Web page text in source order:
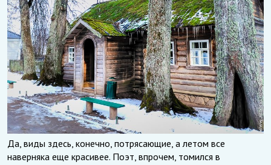
Да, виды здесь, конечно, потрясающие, а летом все
наверняка еще красивее. Поэт, впрочем, томился в